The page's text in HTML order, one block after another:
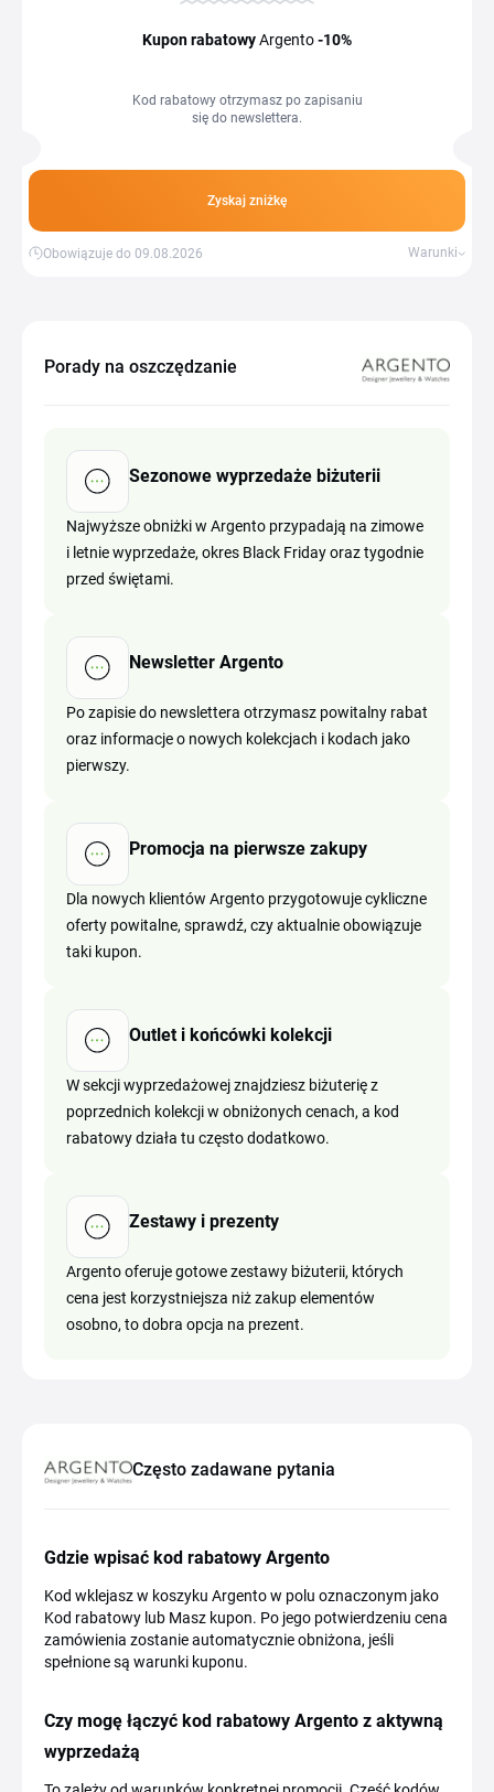
Kupon rabatowyArgento-10%
Kod rabatowy otrzymasz po zapisaniu
się do newslettera.
Zyskaj zniżkę
Obowiązuje do 09.08.2026 Warunki
Porady na oszczędzanie
Sezonowe wyprzedaże biżuterii
Najwyższe obniżki w Argento przypadają na zimowe
i letnie wyprzedaże, okres Black Friday oraz tygodnie
przed świętami.
Newsletter Argento
Po zapisie do newslettera otrzymasz powitalny rabat
oraz informacje o nowych kolekcjach i kodach jako
pierwszy.
Promocja na pierwsze zakupy
Dla nowych klientów Argento przygotowuje cykliczne
oferty powitalne, sprawdź, czy aktualnie obowiązuje
taki kupon.
Outlet i końcówki kolekcji
W sekcji wyprzedażowej znajdziesz biżuterię z
poprzednich kolekcji w obniżonych cenach, a kod
rabatowy działa tu często dodatkowo.
Zestawy i prezenty
Argento oferuje gotowe zestawy biżuterii, których
cena jest korzystniejsza niż zakup elementów
osobno, to dobra opcja na prezent.
Często zadawane pytania
Gdzie wpisać kod rabatowy Argento
Kod wklejasz w koszyku Argento w polu oznaczonym jako
Kod rabatowy lub Masz kupon. Po jego potwierdzeniu cena
zamówienia zostanie automatycznie obniżona, jeśli
spełnione są warunki kuponu.
Czy mogę łączyć kod rabatowy Argento z aktywną
wyprzedażą